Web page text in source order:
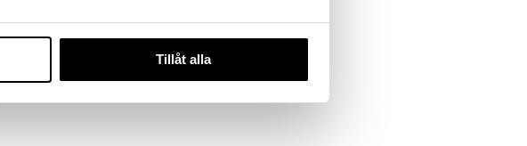
Tillåt alla